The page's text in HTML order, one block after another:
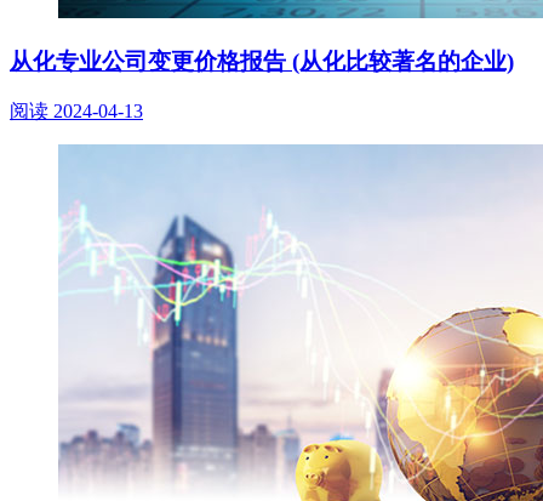
从化专业公司变更价格报告 (从化比较著名的企业)
阅读 2024-04-13